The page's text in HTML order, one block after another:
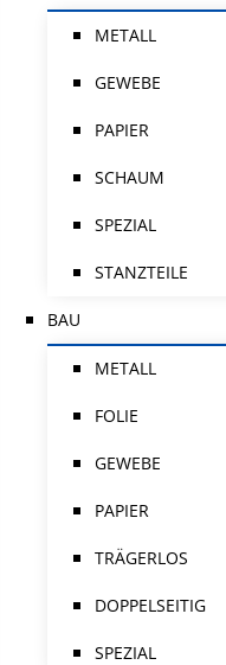
METALL
GEWEBE
PAPIER
SCHAUM
SPEZIAL
STANZTEILE
BAU
METALL
FOLIE
GEWEBE
PAPIER
TRÄGERLOS
DOPPELSEITIG
SPEZIAL